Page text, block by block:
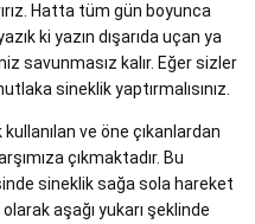
Hatta tüm gün boyunca
ki yazın dışarıda uçan ya
savunmasız kalır. Eğer sizler
sineklik yaptırmalısınız.
ve öne çıkanlardan
çıkmaktadır. Bu
sineklik sağa sola hareket
aşağı yukarı şeklinde